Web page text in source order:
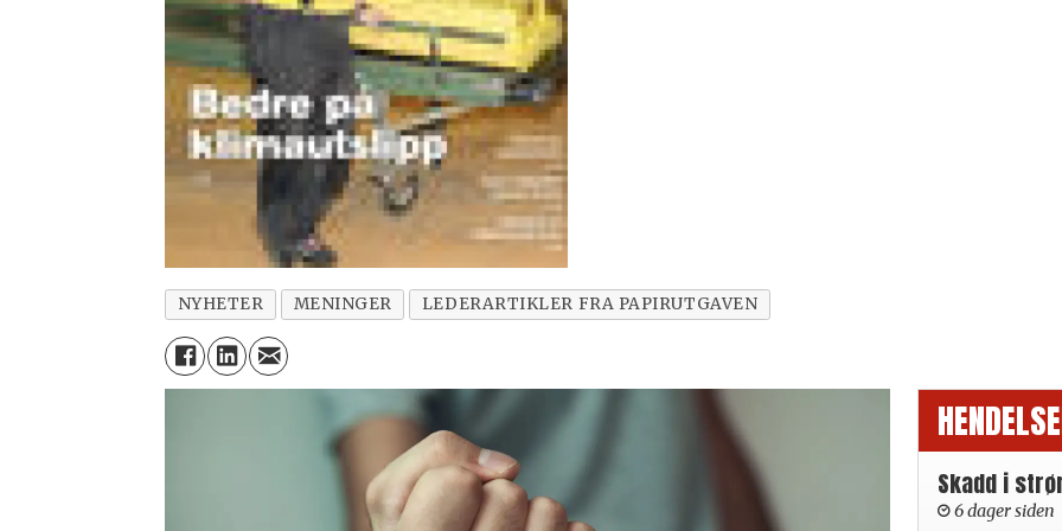
NYHETER MENINGER LEDERARTIKLER FRA PAPIRUTGAVEN
Skadd i
6 dager siden